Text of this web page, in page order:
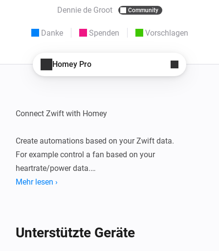
Dennie de Groot Community
Danke Spenden Vorschlagen
Homey Pro
Connect Zwift with Homey
Create automations based on your Zwift data.
For example control a fan based on your
heartrate/power data.
- Total distance
Mehr lesen ›
Unterstützte Geräte